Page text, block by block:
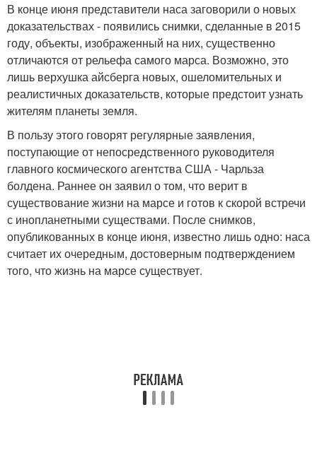
В конце июня представители наса заговорили о новых
доказательствах - появились снимки, сделанные в 2015
году, объекты, изображенный на них, существенно
отличаются от рельефа самого марса. Возможно, это
лишь верхушка айсберга новых, ошеломительных и
реалистичных доказательств, которые предстоит узнать
жителям планеты земля.
В пользу этого говорят регулярные заявления,
поступающие от непосредственного руководителя
главного космического агентства США - Чарльза
болдена. Раннее он заявил о том, что верит в
существование жизни на марсе и готов к скорой встречи
с инопланетными существами. После снимков,
опубликованных в конце июня, известно лишь одно: наса
считает их очередным, достоверным подтверждением
того, что жизнь на марсе существует.